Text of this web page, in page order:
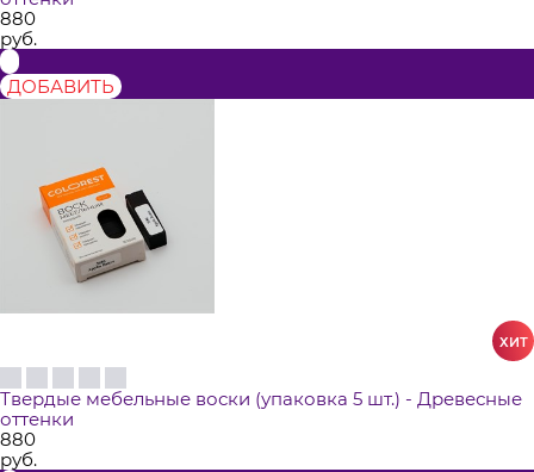
880
руб.
ДОБАВИТЬ
Твердые мебельные воски (упаковка 5 шт.) - Древесные
оттенки
880
руб.